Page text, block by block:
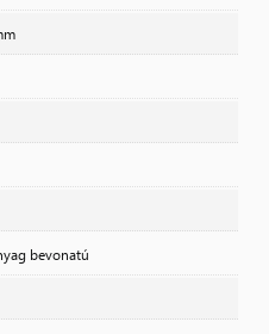
bevonatú